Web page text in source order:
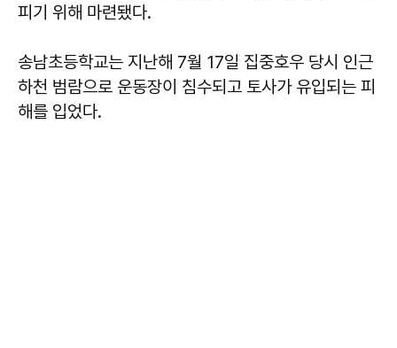
피기 위해 마련됐다.
송남초등학교는 지난해 7월 17일 집중호우 당시 인근
하천 범람으로 운동장이 침수되고 토사가 유입되는 피
해를 입었다.